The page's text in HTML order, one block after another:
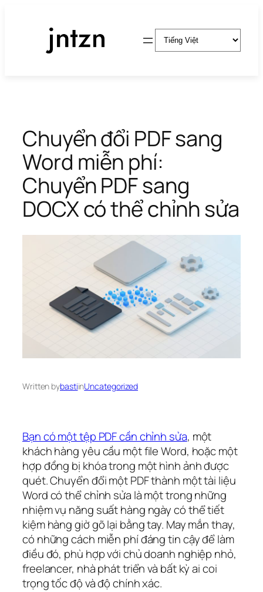
Chọn
một
Chuyển đổi PDF sang
Word miễn phí:
Chuyển PDF sang
DOCX có thể chỉnh sửa
Written bybastiinUncategorized
Bạn có một tệp PDF cần chỉnh sửa, một
khách hàng yêu cầu một file Word, hoặc một
hợp đồng bị khóa trong một hình ảnh được
quét. Chuyển đổi một PDF thành một tài liệu
Word có thể chỉnh sửa là một trong những
nhiệm vụ năng suất hàng ngày có thể tiết
kiệm hàng giờ gõ lại bằng tay. May mắn thay,
có những cách miễn phí đáng tin cậy để làm
điều đó, phù hợp với chủ doanh nghiệp nhỏ,
freelancer, nhà phát triển và bất kỳ ai coi
trọng tốc độ và độ chính xác.